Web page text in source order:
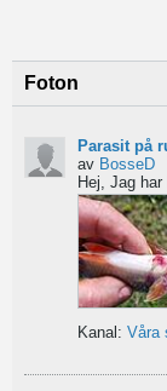
Foton
Parasit på
av BosseD
Hej, Jag har
Kanal: Våra